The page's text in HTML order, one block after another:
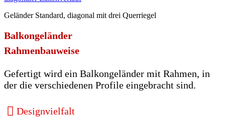
Geländer Standard, diagonal mit drei Querriegel
Balkongeländer
Rahmenbauweise
Gefertigt wird ein Balkongeländer mit Rahmen, in
der die verschiedenen Profile eingebracht sind.
Designvielfalt